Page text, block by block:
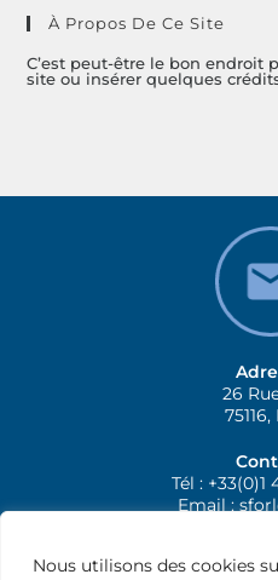
Nous utilisons des cookies
À Propos De Ce Site
C’est peut-être le bon endroit
site ou insérer quelques
26
Tél : +33(0)1
Email :